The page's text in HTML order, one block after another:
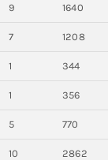
9 1640
7 1208
1 344
1 356
5 770
10 2862